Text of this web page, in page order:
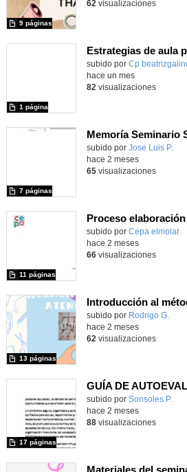
9 páginas
62 visualizaciones
Contenido educativo.
subido por Cp
1 página
hace un mes
82 visualizaciones
Contenido educativo.
subido por Jose Luis P.
7 páginas
hace 2 meses
65visualizaciones
Contenido educativo.
subido por Cepa elmolar
11 páginas
-
hace 2 meses
66visualizaciones
Introducción al
Contenido educativo.
subido por Rodrigo G.
13 páginas
hace 2 meses
62 visualizaciones
Contenido educativo.
subido por Sonsoles P.
17 páginas
hace 2 meses
88visualizaciones